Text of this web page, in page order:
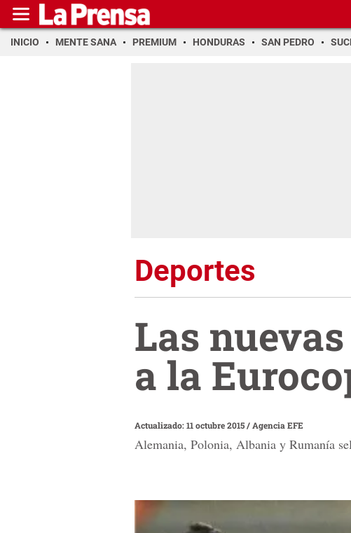
INICIO MENTE SANA PREMIUM HONDURAS SAN PEDRO
Deportes
Las
a la
Actualizado: 11 octubre 2015/ Agencia EFE
Alemania, Polonia, Albania y Rumanía